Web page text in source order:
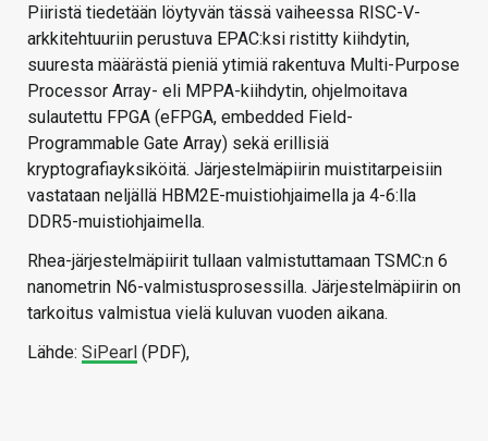
Piiristä tiedetään löytyvän tässä vaiheessa RISC-V-
arkkitehtuuriin perustuva EPAC:ksi ristitty kiihdytin,
suuresta määrästä pieniä ytimiä rakentuva Multi-Purpose
Processor Array- eli MPPA-kiihdytin, ohjelmoitava
sulautettu FPGA (eFPGA, embedded Field-
Programmable Gate Array) sekä erillisiä
kryptografiayksiköitä. Järjestelmäpiirin muistitarpeisiin
vastataan neljällä HBM2E-muistiohjaimella ja 4-6:lla
DDR5-muistiohjaimella.
Rhea-järjestelmäpiirit tullaan valmistuttamaan TSMC:n 6
nanometrin N6-valmistusprosessilla. Järjestelmäpiirin on
tarkoitus valmistua vielä kuluvan vuoden aikana.
Lähde: SiPearl (PDF),